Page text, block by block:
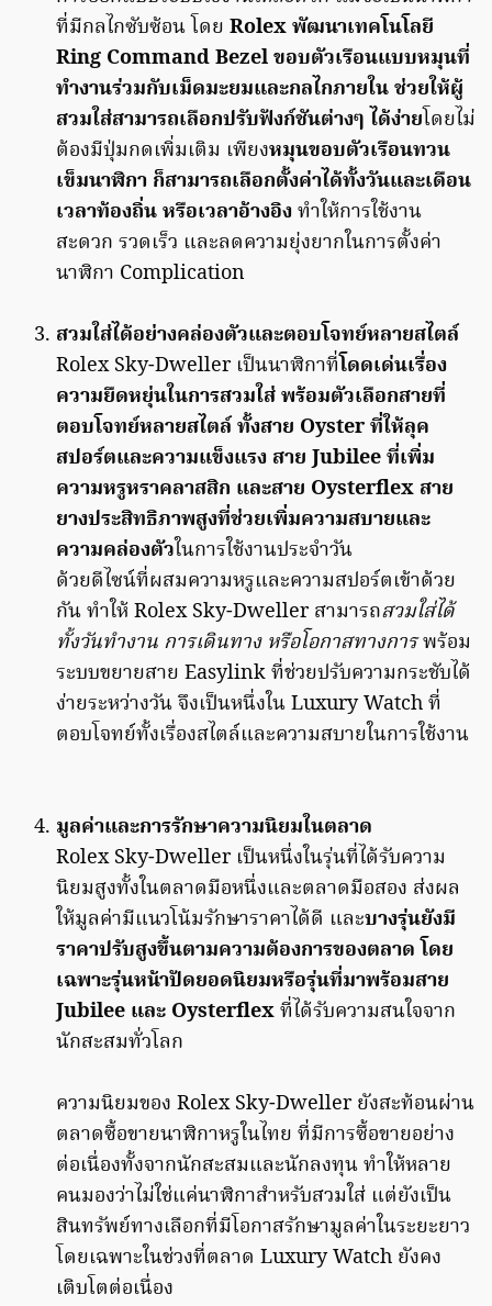
ที่มีกลไกซับซ้อน โดย Rolex พัฒนาเทคโนโลยี
Ring Command Bezel ขอบตัวเรือนแบบหมุนที่
ทำงานร่วมกับเม็ดมะยมและกลไกภายใน ช่วยให้ผู้
สวมใส่สามารถเลือกปรับฟังก์ชันต่างๆ ได้ง่ายโดยไม่
ต้องมีปุ่มกดเพิ่มเติม เพียงหมุนขอบตัวเรือนทวน
เข็มนาฬิกา ก็สามารถเลือกตั้งค่าได้ทั้งวันและเดือน
เวลาท้องถิ่นหรือเวลาอ้างอิงทำให้การใช้งาน
สะดวก รวดเร็ว และลดความยุ่งยากในการตั้งค่า
นาฬิกา Complication
สวมใส่ได้อย่างคล่องตัวและตอบโจทย์หลายสไตล์
Rolex Sky-Dweller เป็นนาฬิกาที่โดดเด่นเรื่อง
ความยืดหยุ่นในการสวมใส่ พร้อมตัวเลือกสายที่
ตอบโจทย์หลายสไตล์ ทั้งสาย Oyster ที่ให้ลุค
สปอร์ตและความแข็งแรง สาย Jubilee ที่เพิ่ม
ความหรูหราคลาสสิก และสาย Oysterflex สาย
ยางประสิทธิภาพสูงที่ช่วยเพิ่มความสบายและ
ความคล่องตัวในการใช้งานประจำวัน
ด้วยดีไซน์ที่ผสมความหรูและความสปอร์ตเข้าด้วย
กัน ทำให้ Rolex Sky-Dweller สามารถสวมใส่ได้
ทั้งวันทำงาน การเดินทาง หรือโอกาสทางการพร้อม
ระบบขยายสาย Easylink ที่ช่วยปรับความกระชับได้
ง่ายระหว่างวัน จึงเป็นหนึ่งใน Luxury Watch ที่
ตอบโจทย์ทั้งเรื่องสไตล์และความสบายในการใช้งาน
มูลค่าและการรักษาความนิยมในตลาด
Rolex Sky-Dweller เป็นหนึ่งในรุ่นที่ได้รับความ
นิยมสูงทั้งในตลาดมือหนึ่งและตลาดมือสอง ส่งผล
ให้มูลค่ามีแนวโน้มรักษาราคาได้ดี และบางรุ่นยังมี
ราคาปรับสูงขึ้นตามความต้องการของตลาด โดย
เฉพาะรุ่นหน้าปัดยอดนิยมหรือรุ่นที่มาพร้อมสาย
Jubilee และ Oysterflexที่ได้รับความสนใจจาก
นักสะสมทั่วโลก
ความนิยมของ Rolex Sky-Dweller ยังสะท้อนผ่าน
ตลาดซื้อขายนาฬิกาหรูในไทย ที่มีการซื้อขายอย่าง
ต่อเนื่องทั้งจากนักสะสมและนักลงทุน ทำให้หลาย
คนมองว่าไม่ใช่แค่นาฬิกาสำหรับสวมใส่ แต่ยังเป็น
สินทรัพย์ทางเลือกที่มีโอกาสรักษามูลค่าในระยะยาว
โดยเฉพาะในช่วงที่ตลาด Luxury Watch ยังคง
เติบโตต่อเนื่อง